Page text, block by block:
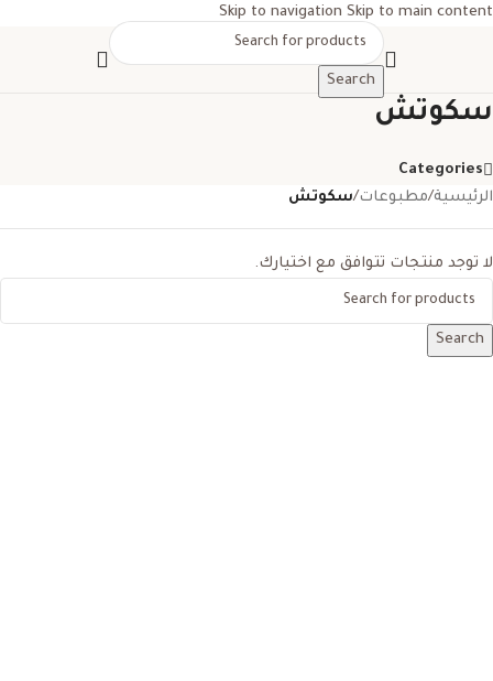
Skip to navigation Skip to main content
Search
سكوتش
Categories
الرئيسية/مطبوعات/سكوتش
لا توجد منتجات تتوافق مع اختيارك.
Search